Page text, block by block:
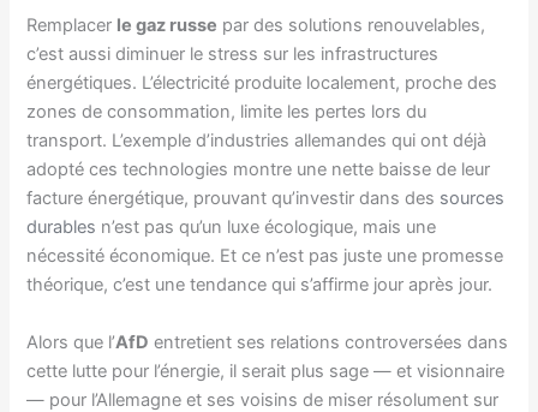
Remplacer le gaz russe par des solutions renouvelables,
c’est aussi diminuer le stress sur les infrastructures
énergétiques. L’électricité produite localement, proche des
zones de consommation, limite les pertes lors du
transport. L’exemple d’industries allemandes qui ont déjà
adopté ces technologies montre une nette baisse de leur
facture énergétique, prouvant qu’investir dans des sources
durables n’est pas qu’un luxe écologique, mais une
nécessité économique. Et ce n’est pas juste une promesse
théorique, c’est une tendance qui s’affirme jour après jour.
Alors que l’AfD entretient ses relations controversées dans
cette lutte pour l’énergie, il serait plus sage — et visionnaire
— pour l’Allemagne et ses voisins de miser résolument sur